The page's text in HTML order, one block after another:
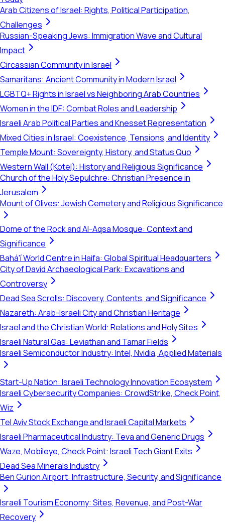
Arab Citizens of Israel: Rights, Political Participation,
Challenges
Russian-Speaking Jews: Immigration Wave and Cultural
Impact
Circassian Community in Israel
Samaritans: Ancient Community in Modern Israel
LGBTQ+ Rights in Israel vs Neighboring Arab Countries
Women in the IDF: Combat Roles and Leadership
Israeli Arab Political Parties and Knesset Representation
Mixed Cities in Israel: Coexistence, Tensions, and Identity
Temple Mount: Sovereignty, History, and Status Quo
Western Wall (Kotel): History and Religious Significance
Church of the Holy Sepulchre: Christian Presence in
Jerusalem
Mount of Olives: Jewish Cemetery and Religious Significance
Dome of the Rock and Al-Aqsa Mosque: Context and
Significance
Bahá'í World Centre in Haifa: Global Spiritual Headquarters
City of David Archaeological Park: Excavations and
Controversy
Dead Sea Scrolls: Discovery, Contents, and Significance
Nazareth: Arab-Israeli City and Christian Heritage
Israel and the Christian World: Relations and Holy Sites
Israeli Natural Gas: Leviathan and Tamar Fields
Israeli Semiconductor Industry: Intel, Nvidia, Applied Materials
Start-Up Nation: Israeli Technology Innovation Ecosystem
Israeli Cybersecurity Companies: CrowdStrike, Check Point,
Wiz
Tel Aviv Stock Exchange and Israeli Capital Markets
Israeli Pharmaceutical Industry: Teva and Generic Drugs
Waze, Mobileye, Check Point: Israeli Tech Giant Exits
Dead Sea Minerals Industry
Ben Gurion Airport: Infrastructure, Security, and Significance
Israeli Tourism Economy: Sites, Revenue, and Post-War
Recovery